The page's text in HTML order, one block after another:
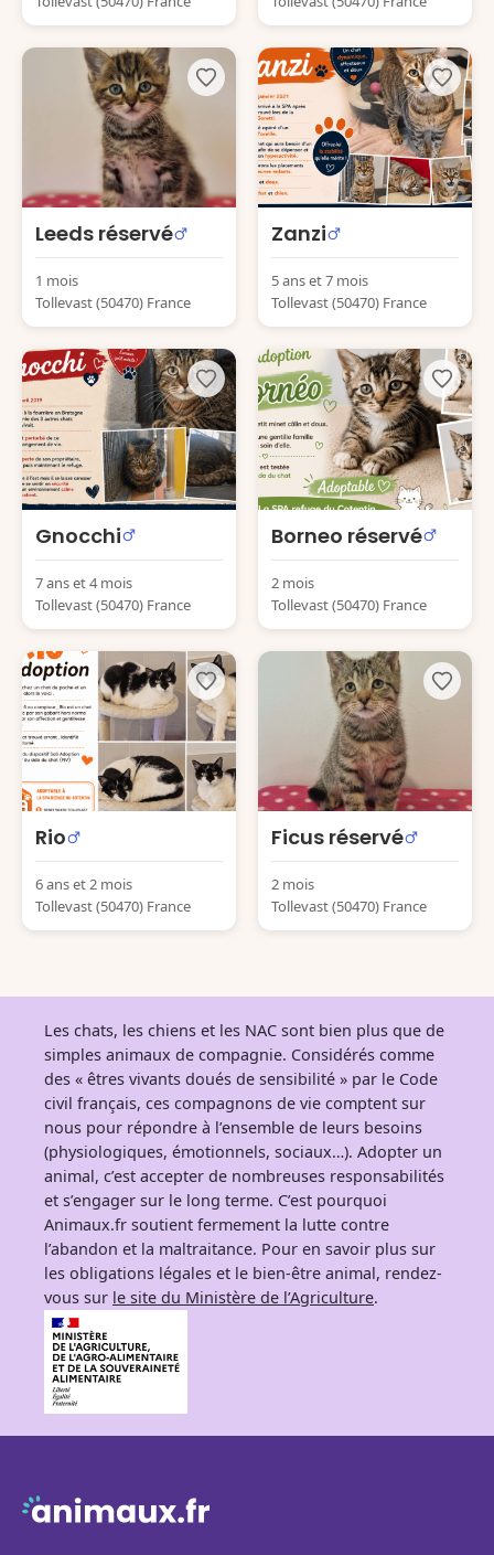
Leeds réservé
1 mois
Tollevast (50470) France
Zanzi
5 ans et 7 mois
Tollevast (50470) France
Gnocchi
7 ans et 4 mois
Tollevast (50470) France
Borneo réservé
2 mois
Tollevast (50470) France
Rio
6 ans et 2 mois
Tollevast (50470) France
Ficus réservé
2 mois
Tollevast (50470) France
Les chats, les chiens et les NAC sont bien plus que de
simples animaux de compagnie. Considérés comme
des « êtres vivants doués de sensibilité » par le Code
civil français, ces compagnons de vie comptent sur
nous pour répondre à l’ensemble de leurs besoins
(physiologiques, émotionnels, sociaux…). Adopter un
animal, c’est accepter de nombreuses responsabilités
et s’engager sur le long terme. C’est pourquoi
Animaux.fr soutient fermement la lutte contre
l’abandon et la maltraitance. Pour en savoir plus sur
les obligations légales et le bien-être animal, rendez-
vous sur le site du Ministère de l’Agriculture.